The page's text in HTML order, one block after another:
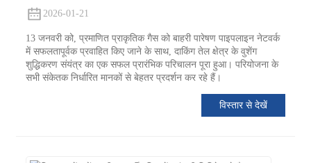
2026-01-21
13 जनवरी को, प्रमाणित प्राकृतिक गैस को बाहरी पारेषण पाइपलाइन नेटवर्क
में सफलतापूर्वक प्रवाहित किए जाने के साथ, दाकिंग तेल क्षेत्र के वुशेंग
शुद्धिकरण संयंत्र का एक सफल प्रारंभिक परिचालन पूरा हुआ। परियोजना के
सभी संकेतक निर्धारित मानकों से बेहतर प्रदर्शन कर रहे हैं।
विस्तार से देखें